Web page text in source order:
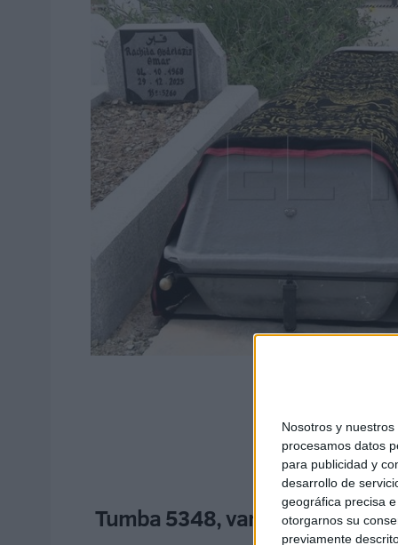
Nosotros y nuestros
procesamos datos
para publicidad y
desarrollo de
geográfica precisa
otorgarnos su
previamente
Tumba 5348, varón fallecido el